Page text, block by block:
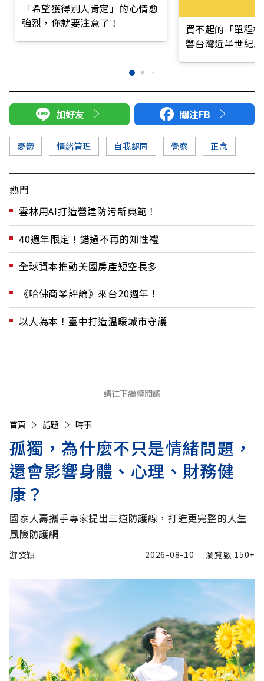
「希望獲得別人肯定」的心情愈
強烈，你就要注意了！
買不起的「單程
響台灣近半世紀
加好友 關注FB
憂鬱 情緒管理 自我認同 覺察 正念
熱門
雲林用AI打造營建防污新典範！
40週年限定！錯過不再的知性禮
全球資本推動美國房產短空長多
《哈佛商業評論》來台20週年！
以人為本！臺中打造溫暖城市守護
請往下繼續閱讀
首頁 話題 時事
孤獨，為什麼不只是情緒問題，
還會影響身體、心理、財務健
康？
國泰人壽攜手專家提出三道防護線，打造更完整的人生
風險防護網
游姿穎 2026-08-10 瀏覽數 150+